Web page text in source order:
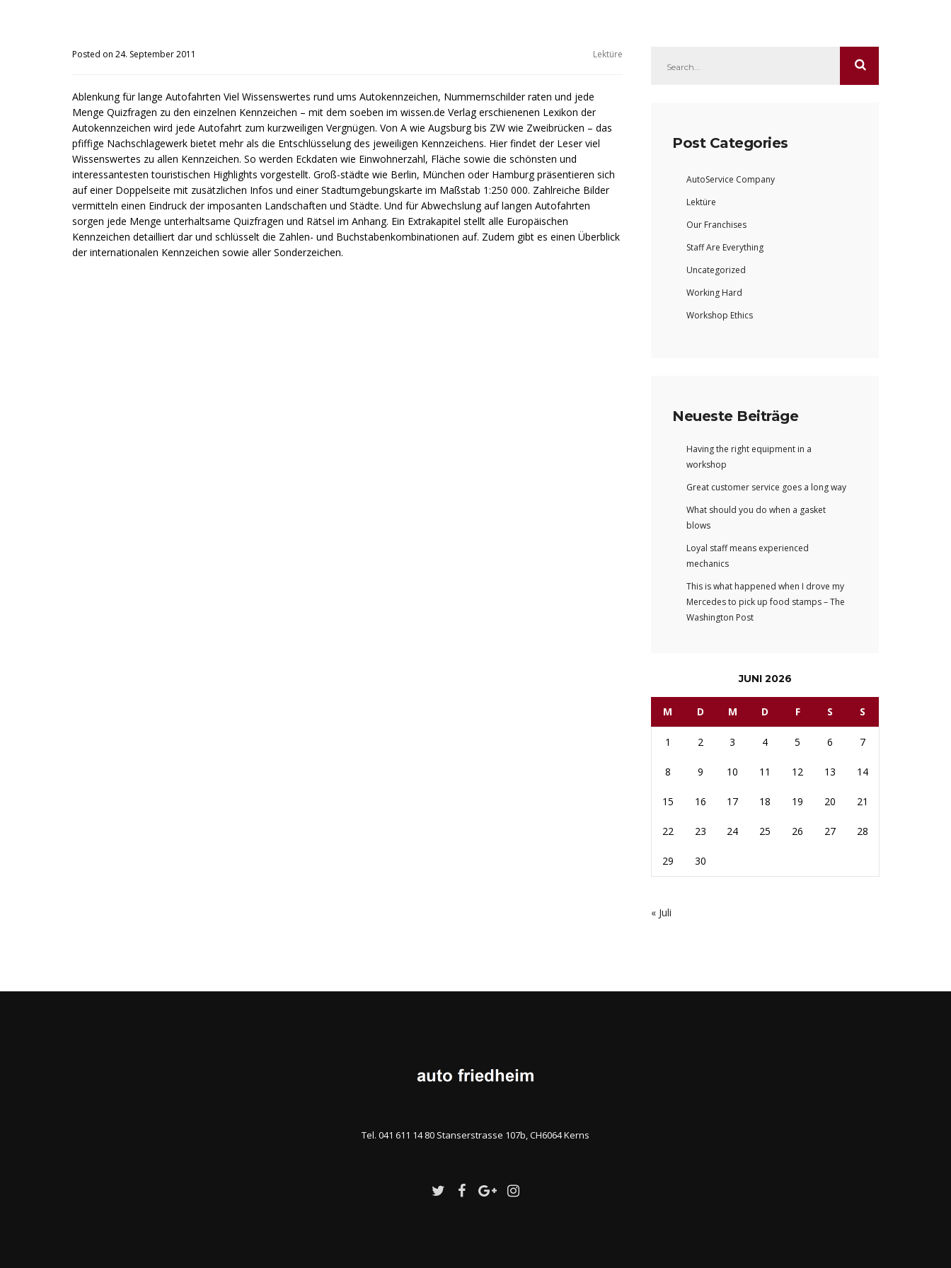
Posted on 24. September 2011 Lektüre
Ablenkung für lange Autofahrten Viel Wissenswertes rund ums Autokennzeichen, Nummernschilder raten und jede
Menge Quizfragen zu den einzelnen Kennzeichen – mit dem soeben im wissen.de Verlag erschienenen Lexikon der
Autokennzeichen wird jede Autofahrt zum kurzweiligen Vergnügen. Von A wie Augsburg bis ZW wie Zweibrücken – das
pfiffige Nachschlagewerk bietet mehr als die Entschlüsselung des jeweiligen Kennzeichens. Hier findet der Leser viel
Wissenswertes zu allen Kennzeichen. So werden Eckdaten wie Einwohnerzahl, Fläche sowie die schönsten und
interessantesten touristischen Highlights vorgestellt. Groß-städte wie Berlin, München oder Hamburg präsentieren sich
auf einer Doppelseite mit zusätzlichen Infos und einer Stadtumgebungskarte im Maßstab 1:250 000. Zahlreiche Bilder
vermitteln einen Eindruck der imposanten Landschaften und Städte. Und für Abwechslung auf langen Autofahrten
sorgen jede Menge unterhaltsame Quizfragen und Rätsel im Anhang. Ein Extrakapitel stellt alle Europäischen
Kennzeichen detailliert dar und schlüsselt die Zahlen- und Buchstabenkombinationen auf. Zudem gibt es einen Überblick
der internationalen Kennzeichen sowie aller Sonderzeichen.
Post Categories
AutoService Company
Lektüre
Our Franchises
Staff Are Everything
Uncategorized
Working Hard
Workshop Ethics
Neueste Beiträge
Having the right equipment in a
workshop
Great customer service goes a long way
What should you do when a gasket
blows
Loyal staff means experienced
mechanics
This is what happened when I drove my
Mercedes to pick up food stamps – The
Washington Post
JUNI 2026
M D M D F S S
1 2 3 4 5 6 7
8 9 10 11 12 13 14
15 16 17 18 19 20 21
22 23 24 25 26 27 28
29 30
« Juli
Tel. 041 611 14 80 Stanserstrasse 107b, CH6064 Kerns